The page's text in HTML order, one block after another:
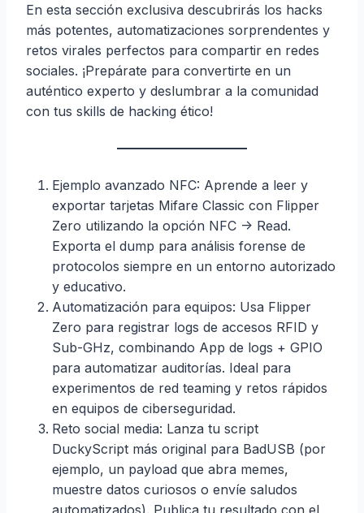
En esta sección exclusiva descubrirás los hacks
más potentes, automatizaciones sorprendentes y
retos virales perfectos para compartir en redes
sociales. ¡Prepárate para convertirte en un
auténtico experto y deslumbrar a la comunidad
con tus skills de hacking ético!
Ejemplo avanzado NFC: Aprende a leer y
exportar tarjetas Mifare Classic con Flipper
Zero utilizando la opción NFC -> Read.
Exporta el dump para análisis forense de
protocolos siempre en un entorno autorizado
y educativo.
Automatización para equipos: Usa Flipper
Zero para registrar logs de accesos RFID y
Sub-GHz, combinando App de logs + GPIO
para automatizar auditorías. Ideal para
experimentos de red teaming y retos rápidos
en equipos de ciberseguridad.
Reto social media: Lanza tu script
DuckyScript más original para BadUSB (por
ejemplo, un payload que abra memes,
muestre datos curiosos o envíe saludos